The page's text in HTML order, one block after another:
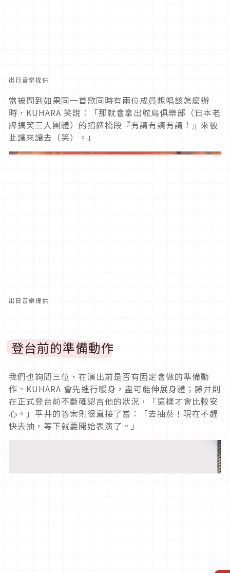
出日音樂提供
當被問到如果同一首歌同時有兩位成員想唱該怎麼辦
時，KUHARA 笑說：「那就會拿出鴕鳥俱樂部（日本老
牌搞笑三人團體）的招牌橋段『有請有請有請！』來彼
此讓來讓去（笑）。」
出日音樂提供
登台前的準備動作
我們也詢問三位，在演出前是否有固定會做的準備動
作。KUHARA 會先進行暖身，盡可能伸展身體；藤井則
在正式登台前不斷確認吉他的狀況，「這樣才會比較安
心。」平井的答案則很直接了當：「去抽菸！現在不趕
快去抽，等下就要開始表演了。」